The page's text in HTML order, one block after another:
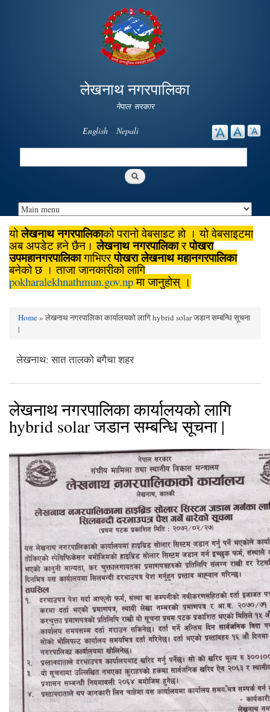
main
content
लेखनाथ नगरपालिका
नेपाल सरकार
English Nepali
Search
योलेखनाथ नगरपालिकाको पुरानो वेबसाइट हो । यो वेबसाइटमा
अब अपडेट हुने छैन।लेखनाथ नगरपालिकारपोखरा
उपमहानगरपालिकागाभिएरपोखरा लेखनाथ महानगरपालिका
बनेको छ । ताजा जानकारीको लागि
pokharalekhnathmun.gov.npमा जानुहोस् ।
You are here
Home» लेखनाथ नगरपालिका कार्यालयको लागि hybrid solar जडान सम्बन्धि सूचना
|
सात तालको बगैचा शहर
लेखनाथ नगरपालिका कार्यालयको लागि
hybrid solar जडान सम्बन्धि सूचना |